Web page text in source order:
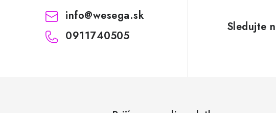
info@wesega.sk
0911740505